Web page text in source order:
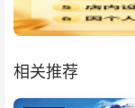
相关推荐